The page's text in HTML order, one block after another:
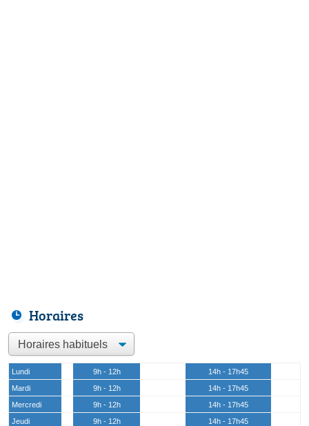
Horaires
Lundi 9h - 12h
14h - 17h45
Mardi
9h - 12h
14h - 17h45
Mercredi
9h - 12h
14h - 17h45
Jeudi
9h - 12h
14h - 17h45